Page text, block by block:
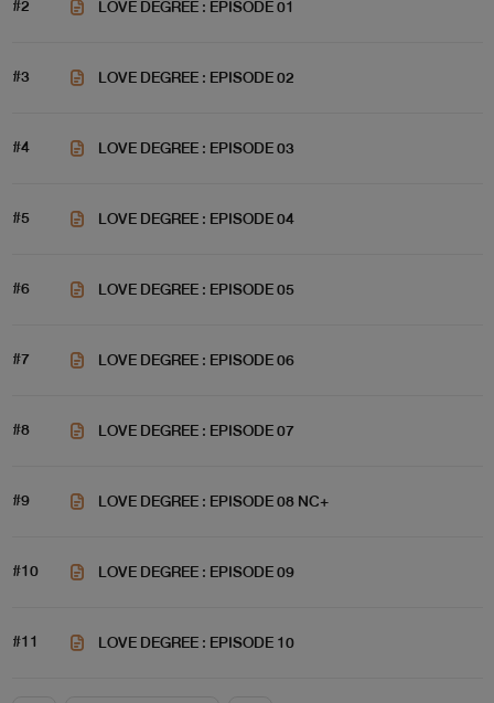
#2 LOVE DEGREE : EPISODE 01
#3 LOVE DEGREE : EPISODE 02
#4 LOVE DEGREE : EPISODE 03
#5 LOVE DEGREE : EPISODE 04
#6 LOVE DEGREE : EPISODE 05
#7 LOVE DEGREE : EPISODE 06
#8 LOVE DEGREE : EPISODE 07
#9 LOVE DEGREE : EPISODE 08 NC+
#10 LOVE DEGREE : EPISODE 09
#11 LOVE DEGREE : EPISODE 10